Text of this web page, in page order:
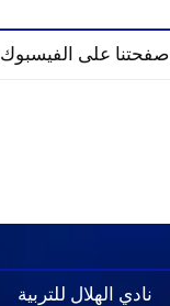
صفحتنا على الفيسبوك
نادي الهلال للتربية